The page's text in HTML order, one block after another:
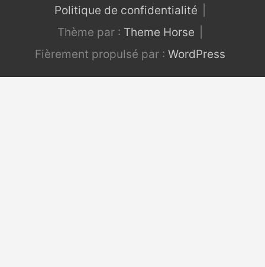
Politique de confidentialité
Thème par : Theme Horse
Fièrement propulsé par : WordPress